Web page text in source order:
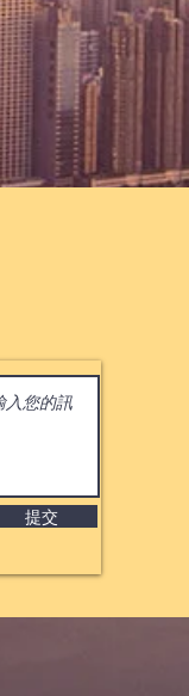
提交